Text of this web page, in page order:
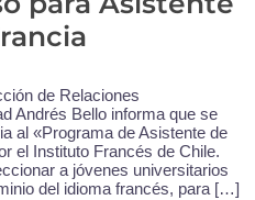
de Relaciones
Andrés Bello informa que se
al «Programa de Asistente de
el Instituto Francés de Chile.
a jóvenes universitarios
del idioma francés, para […]